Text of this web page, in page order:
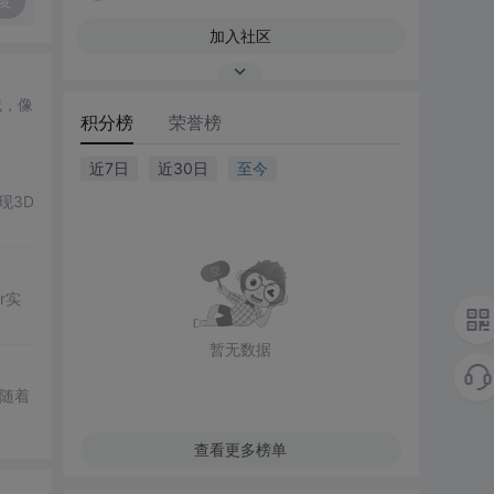
像
3D
实
着
加入社区
积分榜 荣誉榜
近7日 近30日 至今
暂无数据
查看更多榜单